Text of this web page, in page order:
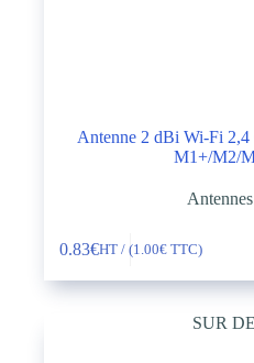
Antenne 2 dBi Wi-Fi 2,4
M1+/M2/
0.83€HT / (1.00€TTC)
SUR